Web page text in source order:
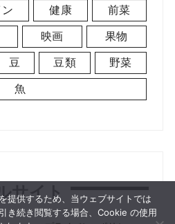
健康
前菜
映画
果物
豆 豆類
野菜
魚
サイト
提供するため、当ウェブサイトでは
き続き閲覧する場合、Cookie の使用